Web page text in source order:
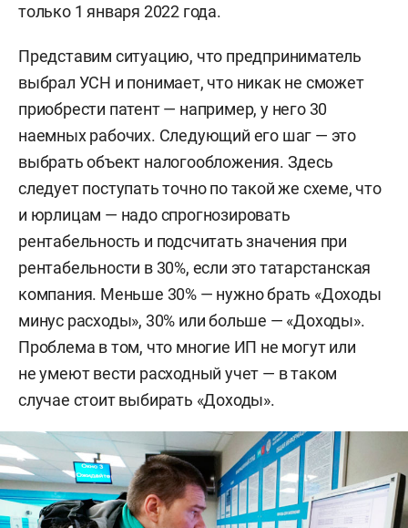
только 1 января 2022 года.
Представим ситуацию, что предприниматель
выбрал УСН и понимает, что никак не сможет
приобрести патент — например, у него 30
наемных рабочих. Следующий его шаг — это
выбрать объект налогообложения. Здесь
следует поступать точно по такой же схеме, что
и юрлицам — надо спрогнозировать
рентабельность и подсчитать значения при
рентабельности в 30%, если это татарстанская
компания. Меньше 30% — нужно брать «Доходы
минус расходы», 30% или больше — «Доходы».
Проблема в том, что многие ИП не могут или
не умеют вести расходный учет — в таком
случае стоит выбирать «Доходы».